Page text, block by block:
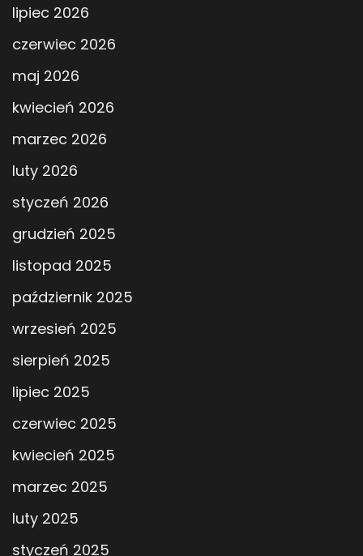
lipiec 2026
czerwiec 2026
maj 2026
kwiecień 2026
marzec 2026
luty 2026
styczeń 2026
grudzień 2025
listopad 2025
październik 2025
wrzesień 2025
sierpień 2025
lipiec 2025
czerwiec 2025
kwiecień 2025
marzec 2025
luty 2025
styczeń 2025